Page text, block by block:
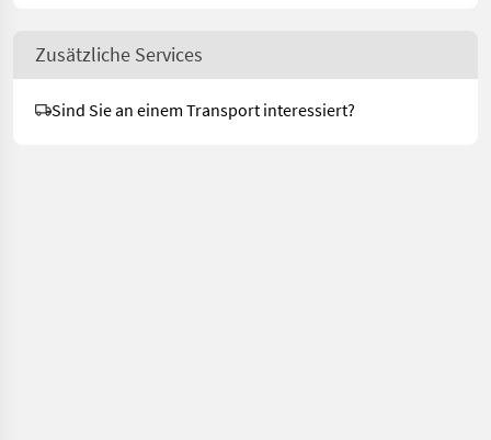
Zusätzliche Services
Sind Sie an einem Transport interessiert?